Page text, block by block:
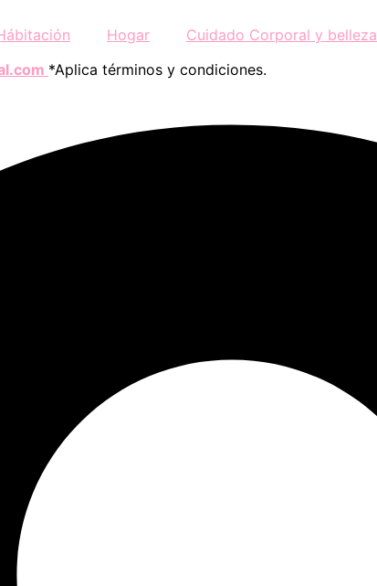
Hogar Cuidado Corporal y belleza
*Aplica términos y condiciones.